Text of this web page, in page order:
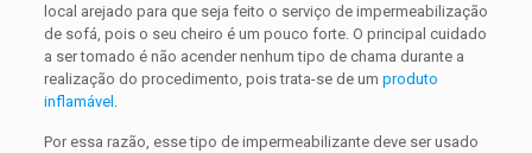
local arejado para que seja feito o serviço de impermeabilização
de sofá, pois o seu cheiro é um pouco forte. O principal cuidado
a ser tomado é não acender nenhum tipo de chama durante a
realização do procedimento, pois trata-se de um produto
inflamável
Por essa razão, esse tipo de impermeabilizante deve ser usado